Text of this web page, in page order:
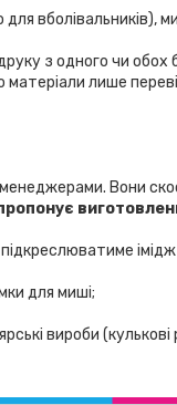
з одного чи обох
лише
Вони
імідж
для миші;
вироби